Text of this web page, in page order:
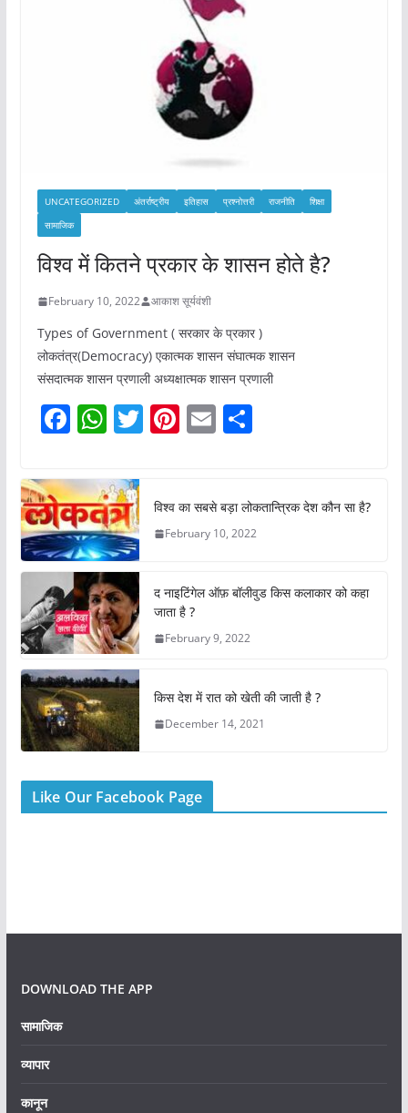
UNCATEGORIZED अंतर्राष्ट्रीय इतिहास प्रश्नोत्तरी राजनीति
शिक्षा
सामाजिक
विश्व में कितने प्रकार के शासन होते है?
February 10, 2022 आकाश सूर्यवंशी
Types of Government ( सरकार के प्रकार )
लोकतंत्र(Democracy) एकात्मक शासन संघात्मक शासन
संसदात्मक शासन प्रणाली अध्यक्षात्मक शासन प्रणाली
F
c
e
b
o
o
k
W
at
s
A
p
p
T
er
Pi
e
st
E
l
S
e
विश्व का सबसे बड़ा लोकतान्त्रिक देश कौन सा है?
February 10, 2022
द नाइटिंगेल ऑफ़ बॉलीवुड किस कलाकार को कहा
जाता है ?
February 9, 2022
किस देश में रात को खेती की जाती है ?
December 14, 2021
Like Our Facebook Page
DOWNLOAD THE APP
सामाजिक
व्यापार
कानून